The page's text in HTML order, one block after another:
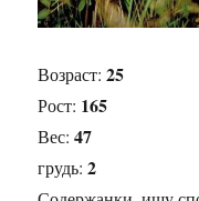
Возраст:25
Рост: 165
Вес:47
грудь:2